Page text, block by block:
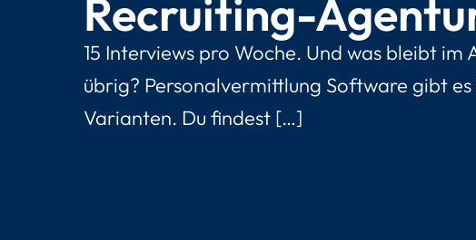
Recruiting-
15 Interviews pro Woche. Und was bleibt im
übrig? Personalvermittlung Software gibt
Varianten. Du findest […]